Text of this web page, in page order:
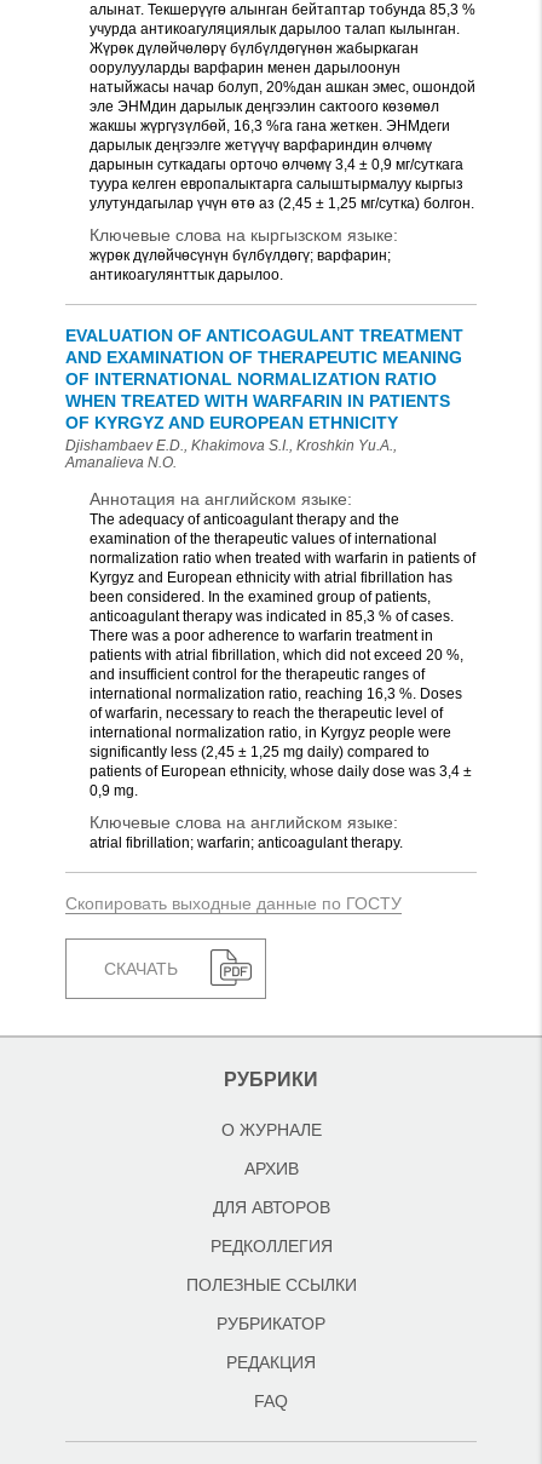
алынат. Текшерүүгө алынган бейтаптар тобунда 85,3 %
учурда антикоагуляциялык дарылоо талап кылынган.
Жүрөк дүлөйчөлөрү бүлбүлдөгүнөн жабыркаган
оорулууларды варфарин менен дарылоонун
натыйжасы начар болуп, 20%дан ашкан эмес, ошондой
эле ЭНМдин дарылык деңгээлин сактоого көзөмөл
жакшы жүргүзүлбөй, 16,3 %га гана жеткен. ЭНМдеги
дарылык деңгээлге жетүүчү варфариндин өлчөмү
дарынын суткадагы орточо өлчөмү 3,4 ± 0,9 мг/суткага
туура келген европалыктарга салыштырмалуу кыргыз
улутундагылар үчүн өтө аз (2,45 ± 1,25 мг/сутка) болгон.
Ключевые слова на кыргызском языке:
жүрөк дүлөйчөсүнүн бүлбүлдөгү; варфарин;
антикоагулянттык дарылоо.
EVALUATION OF ANTICOAGULANT TREATMENT
AND EXAMINATION OF THERAPEUTIC MEANING
OF INTERNATIONAL NORMALIZATION RATIO
WHEN TREATED WITH WARFARIN IN PATIENTS
OF KYRGYZ AND EUROPEAN ETHNICITY
Djishambaev E.D., Khakimova S.I., Kroshkin Yu.A.,
Amanalieva N.O.
Аннотация на английском языке:
The adequacy of anticoagulant therapy and the
examination of the therapeutic values of international
normalization ratio when treated with warfarin in patients of
Kyrgyz and European ethnicity with atrial fibrillation has
been considered. In the examined group of patients,
anticoagulant therapy was indicated in 85,3 % of cases.
There was a poor adherence to warfarin treatment in
patients with atrial fibrillation, which did not exceed 20 %,
and insufficient control for the therapeutic ranges of
international normalization ratio, reaching 16,3 %. Doses
of warfarin, necessary to reach the therapeutic level of
international normalization ratio, in Kyrgyz people were
significantly less (2,45 ± 1,25 mg daily) compared to
patients of European ethnicity, whose daily dose was 3,4 ±
0,9 mg.
Ключевые слова на английском языке:
atrial fibrillation; warfarin; anticoagulant therapy.
Скопировать выходные данные по ГОСТУ
СКАЧАТЬ
РУБРИКИ
О ЖУРНАЛЕ
АРХИВ
ДЛЯ АВТОРОВ
РЕДКОЛЛЕГИЯ
ПОЛЕЗНЫЕ ССЫЛКИ
РУБРИКАТОР
РЕДАКЦИЯ
FAQ